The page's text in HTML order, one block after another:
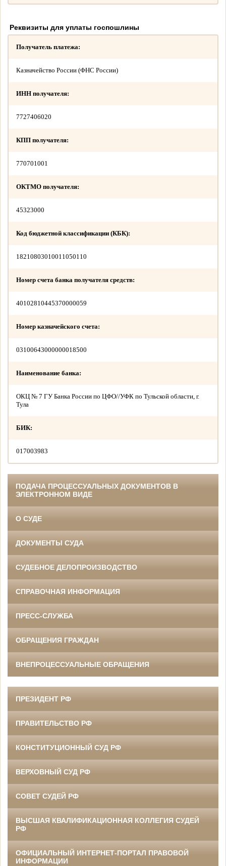
Реквизиты для уплаты госпошлины
Получатель платежа:
Казначейство России (ФНС России)
ИНН получателя:
7727406020
КПП получателя:
770701001
ОКТМО получателя:
45323000
Код бюджетной классификации (КБК):
18210803010011050110
Номер счета банка получателя средств:
40102810445370000059
Номер казначейского счета:
03100643000000018500
Наименование банка:
ОКЦ № 7 ГУ Банка России по ЦФО//УФК по Тульской области, г.
Тула
БИК:
017003983
ПОДАЧА ПРОЦЕССУАЛЬНЫХ ДОКУМЕНТОВ В
ЭЛЕКТРОННОМ ВИДЕ
О СУДЕ
ДОКУМЕНТЫ СУДА
СУДЕБНОЕ ДЕЛОПРОИЗВОДСТВО
СПРАВОЧНАЯ ИНФОРМАЦИЯ
ПРЕСС-СЛУЖБА
ОБРАЩЕНИЯ ГРАЖДАН
ВНЕПРОЦЕССУАЛЬНЫЕ ОБРАЩЕНИЯ
ПРЕЗИДЕНТ РФ
ПРАВИТЕЛЬСТВО РФ
КОНСТИТУЦИОННЫЙ СУД РФ
ВЕРХОВНЫЙ СУД РФ
СОВЕТ СУДЕЙ РФ
ВЫСШАЯ КВАЛИФИКАЦИОННАЯ КОЛЛЕГИЯ СУДЕЙ
РФ
ОФИЦИАЛЬНЫЙ ИНТЕРНЕТ-ПОРТАЛ ПРАВОВОЙ
ИНФОРМАЦИИ